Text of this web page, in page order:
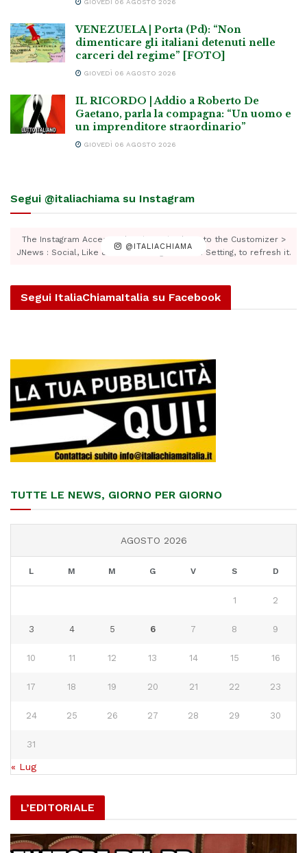
GIOVEDÌ 06 AGOSTO 2026
VENEZUELA | Porta (Pd): “Non
dimenticare gli italiani detenuti nelle
carceri del regime” [FOTO]
GIOVEDÌ 06 AGOSTO 2026
IL RICORDO | Addio a Roberto De
Gaetano, parla la compagna: “Un uomo e
un imprenditore straordinario”
GIOVEDÌ 06 AGOSTO 2026
Segui @italiachiama su Instagram
@ITALIACHIAMA
The Instagram Access Token is expired, Go to the Customizer >
JNews : Social, Like & View > Instagram Feed Setting, to refresh it.
Segui ItaliaChiamaItalia su Facebook
TUTTE LE NEWS, GIORNO PER GIORNO
AGOSTO 2026
L M M G V S D
1 2
3 4 5 6 7 8 9
10 11 12 13 14 15 16
17 18 19 20 21 22 23
24 25 26 27 28 29 30
31
« Lug
L’EDITORIALE